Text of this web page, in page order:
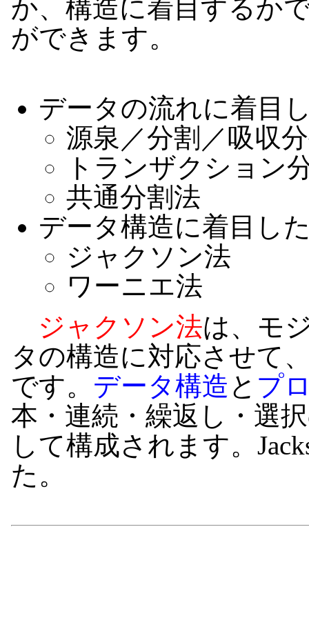
か、構造に着目するか
ができます。
データの流れに着目
源泉／分割／吸収
トランザクション
共通分割法
データ構造に着目し
ジャクソン法
ワーニエ法
ジャクソン法は、モ
タの構造に対応させて
です。 データ構造 と プ
本・連続・繰返し・選
して構成されます。
た。